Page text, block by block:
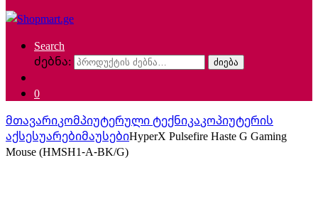
Search
ძებნა:
ძიება
0
მთავარიკომპიუტერული ტექნიკაკოპიუტერის
აქსესუარებიმაუსებიHyperX Pulsefire Haste G Gaming
Mouse (HMSH1-A-BK/G)